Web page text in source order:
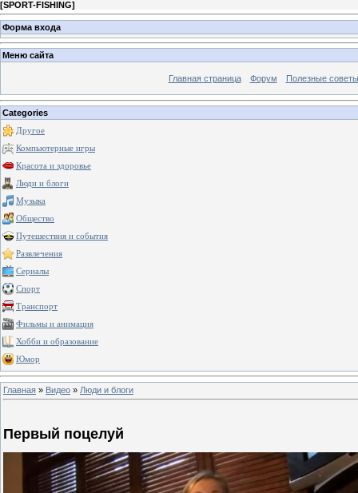
[SPORT-FISHING]
Форма входа
Меню сайта
Главная страница Форум Полезные советы
Categories
Другое
Компьютерные игры
Красота и здоровье
Люди и блоги
Музыка
Общество
Путешествия и события
Развлечения
Сериалы
Спорт
Транспорт
Фильмы и анимация
Хобби и образование
Юмор
Главная » Видео » Люди и блоги
Первый поцелуй